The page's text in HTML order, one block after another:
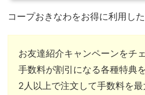
コープおきなわをお得に利用し
お友達紹介キャンペーンをチ
手数料が割引になる各種特典
2人以上で注文して手数料を最